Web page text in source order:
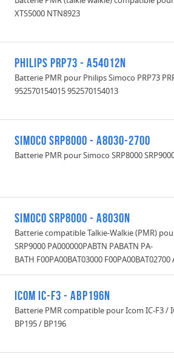
XTS5000 NTN8923
Philips PRP73 - A54012N
Batterie PMR pour Philips Simoco PRP73
952570154015 952570154013
Simoco SRP8000 - A8030-2700
Batterie PMR pour Simoco SRP8000
Simoco SRP8000 - A8030N
Batterie compatible Talkie-Walkie (PMR)
SRP9000 PA000000PABTN PABATN PA-
BATH F00PA00BAT03000 F00PA00BAT02700
Icom IC-F3 - ABP196N
Batterie PMR compatible pour Icom IC-F3 /
BP195 / BP196